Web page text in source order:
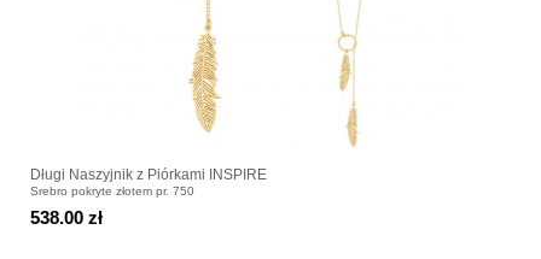
Długi Naszyjnik z Piórkami INSPIRE
Srebro pokryte złotem pr. 750
538.00 zł